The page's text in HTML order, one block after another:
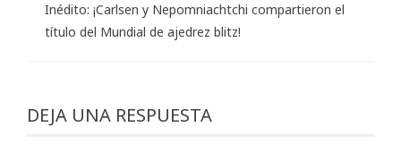
Inédito: ¡Carlsen y Nepomniachtchi compartieron el
título del Mundial de ajedrez blitz!
DEJA UNA RESPUESTA